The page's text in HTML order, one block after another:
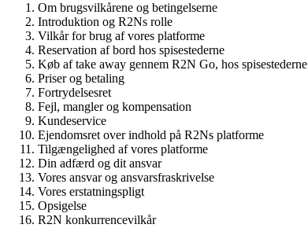
Om brugsvilkårene og betingelserne
Introduktion og R2Ns rolle
Vilkår for brug af vores platforme
Reservation af bord hos spisestederne
Køb af take away gennem R2N Go, hos spisestederne
Priser og betaling
Fortrydelsesret
Fejl, mangler og kompensation
Kundeservice
Ejendomsret over indhold på R2Ns platforme
Tilgængelighed af vores platforme
Din adfærd og dit ansvar
Vores ansvar og ansvarsfraskrivelse
Vores erstatningspligt
Opsigelse
R2N konkurrencevilkår